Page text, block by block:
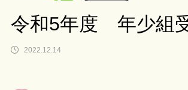
令和5年度 年少組
2022.12.14